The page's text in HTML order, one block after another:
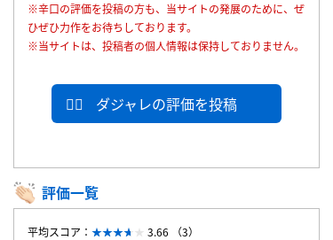
※辛口の評価を投稿の方も、当サイトの発展のために、ぜ
ひぜひ力作をお待ちしております。
※当サイトは、投稿者の個人情報は保持しておりません。
ダジャレの評価を投稿
評価一覧
平均スコア：
3.66 （3）